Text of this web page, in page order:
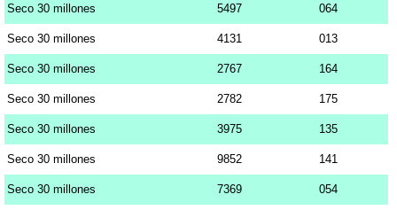
Seco 30 millones 5497 064
Seco 30 millones 4131 013
Seco 30 millones 2767 164
Seco 30 millones 2782 175
Seco 30 millones 3975 135
Seco 30 millones 9852 141
Seco 30 millones 7369 054